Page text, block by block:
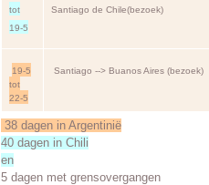
tot
19-5
Santiago de Chile(bezoek)
19-5
tot
22-5
Santiago --> Buanos Aires (bezoek)
38 dagen in Argentinië
40 dagen in Chili
en
5 dagen met grensovergangen